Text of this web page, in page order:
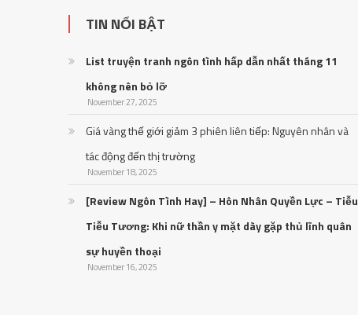
TIN NỔI BẬT
List truyện tranh ngôn tình hấp dẫn nhất tháng 11
không nên bỏ lỡ
November 27, 2025
Giá vàng thế giới giảm 3 phiên liên tiếp: Nguyên nhân và
tác động đến thị trường
November 18, 2025
[Review Ngôn Tình Hay] – Hôn Nhân Quyền Lực – Tiễu
Tiễu Tương: Khi nữ thần y mặt dày gặp thủ lĩnh quân
sự huyền thoại
November 16, 2025